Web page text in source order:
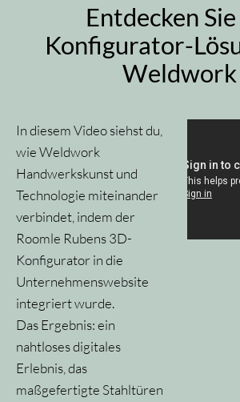
Entdecken
Konfigurator-
Weldwork
In diesem Video siehst du,
wie Weldwork
Handwerkskunst und
Technologie miteinander
verbindet, indem der
Roomle Rubens 3D-
Konfigurator in die
Unternehmenswebsite
integriert wurde.
Das Ergebnis: ein
nahtloses digitales
Erlebnis, das
maßgefertigte Stahltüren